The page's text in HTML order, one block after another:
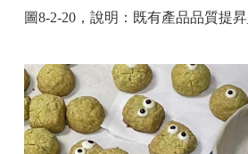
圖8-2-20 ，說明：既有產品品質提昇